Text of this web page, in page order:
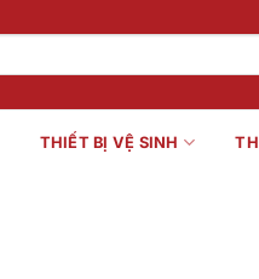
THIẾT BỊ VỆ SINH